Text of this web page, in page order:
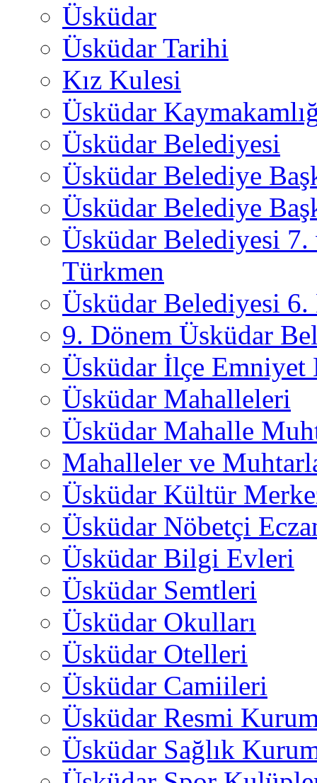
Üsküdar
Üsküdar Tarihi
Kız Kulesi
Üsküdar
Üsküdar Belediyesi
Üsküdar Belediye
Üsküdar Belediye
Üsküdar Belediyesi
Türkmen
Üsküdar Belediyesi 6.
9. Dönem Üsküdar
Üsküdar İlçe
Üsküdar Mahalleleri
Üsküdar Mahalle
Mahalleler ve
Üsküdar Kültür
Üsküdar Nöbetçi
Üsküdar Bilgi Evleri
Üsküdar Semtleri
Üsküdar Okulları
Üsküdar Otelleri
Üsküdar Camiileri
Üsküdar Resmi
Üsküdar Sağlık